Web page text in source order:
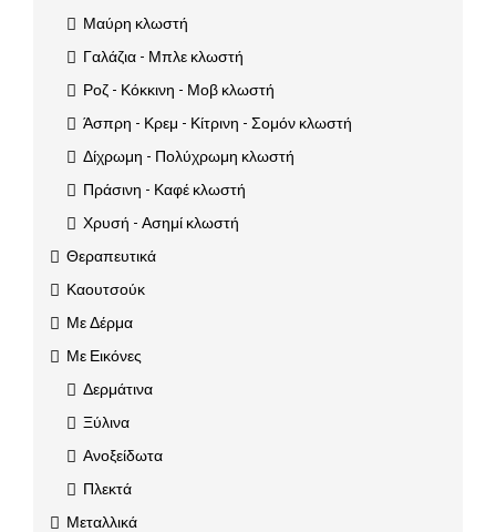
Μαύρη κλωστή
Γαλάζια - Μπλε κλωστή
Ροζ - Κόκκινη - Μοβ κλωστή
Άσπρη - Κρεμ - Κίτρινη - Σομόν κλωστή
Δίχρωμη - Πολύχρωμη κλωστή
Πράσινη - Καφέ κλωστή
Χρυσή - Ασημί κλωστή
Θεραπευτικά
Καουτσούκ
Με Δέρμα
Με Εικόνες
Δερμάτινα
Ξύλινα
Ανοξείδωτα
Πλεκτά
Μεταλλικά